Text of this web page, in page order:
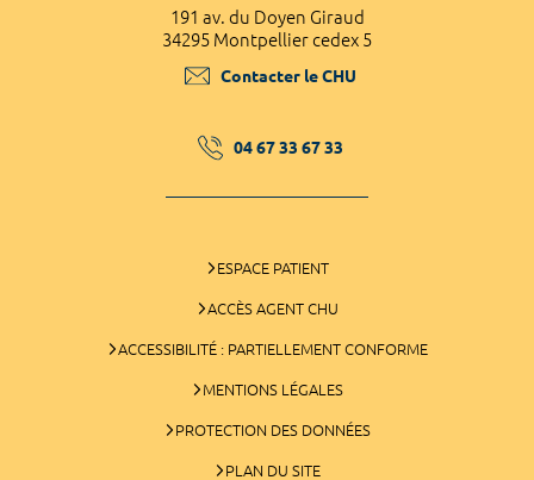
191 av. du Doyen Giraud
34295 Montpellier cedex 5
Contacter le CHU
04 67 33 67 33
ESPACE PATIENT
ACCÈS AGENT CHU
ACCESSIBILITÉ : PARTIELLEMENT CONFORME
MENTIONS LÉGALES
PROTECTION DES DONNÉES
PLAN DU SITE